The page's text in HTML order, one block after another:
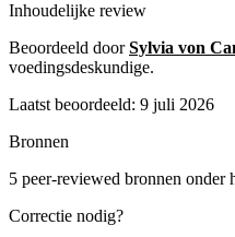
Inhoudelijke review
Beoordeeld doorSylvia von
voedingsdeskundige.
Laatst beoordeeld: 9 juli 2026
Bronnen
5 peer-reviewed bronnen onder
Correctie nodig?